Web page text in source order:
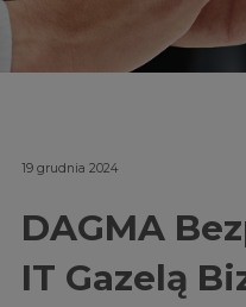
19 grudnia 2024
DAGMA
IT Gazelą